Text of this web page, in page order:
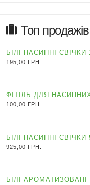
Топ продажів
БІЛІ НАСИПНІ СВІЧКИ
195,00 ГРН.
ФІТІЛЬ ДЛЯ
100,00 ГРН.
БІЛІ НАСИПНІ СВІЧКИ
925,00 ГРН.
БІЛІ